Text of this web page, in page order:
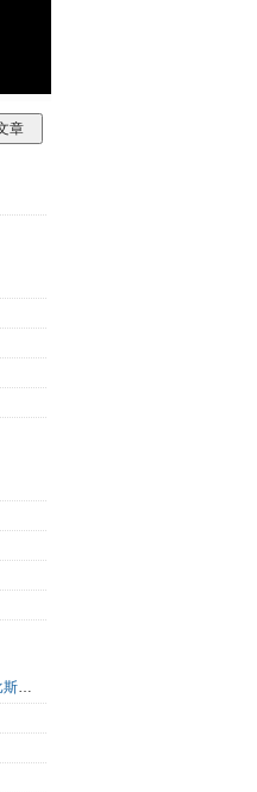
凌晨谷歌AI地震！4位顶级研究员离职，哈萨比斯退出日常管理，网友直呼“谷歌掉队”